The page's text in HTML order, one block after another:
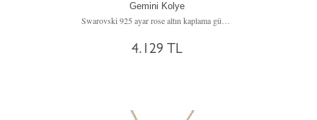
Gemini Kolye
4.129 TL